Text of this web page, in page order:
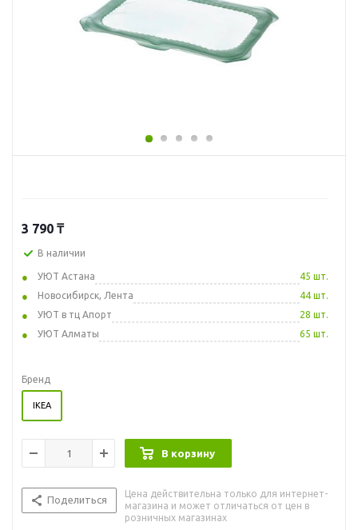
3 790 ₸
В наличии
УЮТ Астана
45 шт.
Новосибирск, Лента
44 шт.
УЮТ в тц Апорт
28 шт.
УЮТ Алматы
65 шт.
Бренд
IKEA
В корзину
Поделиться
Цена действительна только для интернет-
магазина и может отличаться от цен в
розничных магазинах